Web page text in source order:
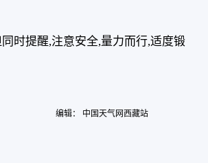
时提醒,注意安全,量力而行,适度锻
编辑： 中国天气网西藏站